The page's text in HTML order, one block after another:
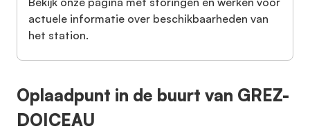
actuele informatie over beschikbaarheden van
het station.
Oplaadpunt in de buurt van GREZ-
DOICEAU